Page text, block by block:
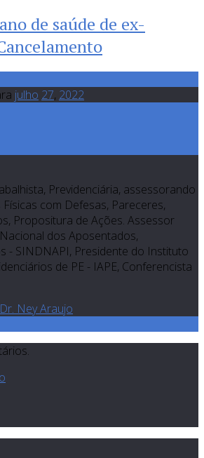
de saúde de ex-
julho 27, 2022
Previdenciária, assessorando
com Defesas, Pareceres,
Propositura de Ações. Assessor
dos Aposentados,
- SINDNAPI, Presidente do Instituto
de PE - IAPE, Conferencista
Ney Araujo